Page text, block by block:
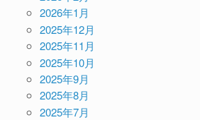
2026年1月
2025年12月
2025年11月
2025年10月
2025年9月
2025年8月
2025年7月